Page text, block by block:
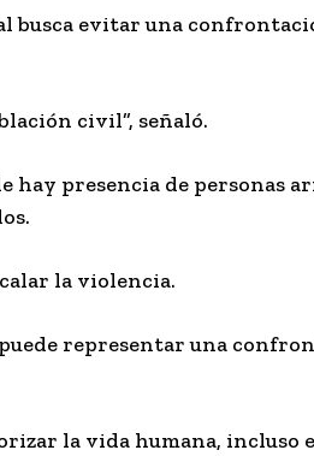
busca evitar una
civil”, señaló.
presencia de personas
la violencia.
representar una
la vida humana, incluso